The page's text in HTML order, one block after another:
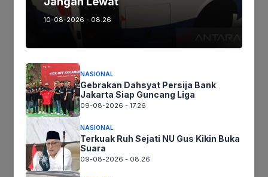
Tinggalkan komentar
Komentar
10-08-2026 - 08.26
NASIONAL
Gebrakan Dahsyat Persija Bank
Jakarta Siap Guncang Liga
09-08-2026 - 17.26
NASIONAL
Terkuak Ruh Sejati NU Gus Kikin Buka
Suara
09-08-2026 - 08.26